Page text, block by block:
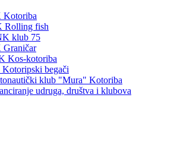
Kotoriba
Rolling fish
klub 75
Graničar
Kos-kotoriba
begači
klub "Mura" Kotoriba
udruga, društva i klubova